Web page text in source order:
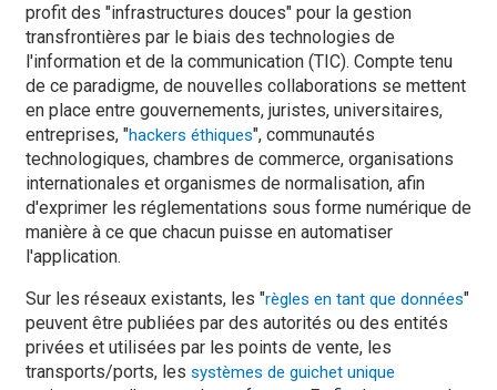
profit des "infrastructures douces" pour la gestion
transfrontières par le biais des technologies de
l'information et de la communication (TIC). Compte tenu
de ce paradigme, de nouvelles collaborations se mettent
en place entre gouvernements, juristes, universitaires,
entreprises, "hackers éthiques", communautés
technologiques, chambres de commerce, organisations
internationales et organismes de normalisation, afin
d'exprimer les réglementations sous forme numérique de
manière à ce que chacun puisse en automatiser
l'application.
Sur les réseaux existants, les "règles en tant que données"
peuvent être publiées par des autorités ou des entités
privées et utilisées par les points de vente, les
transports/ports, les systèmes de guichet unique